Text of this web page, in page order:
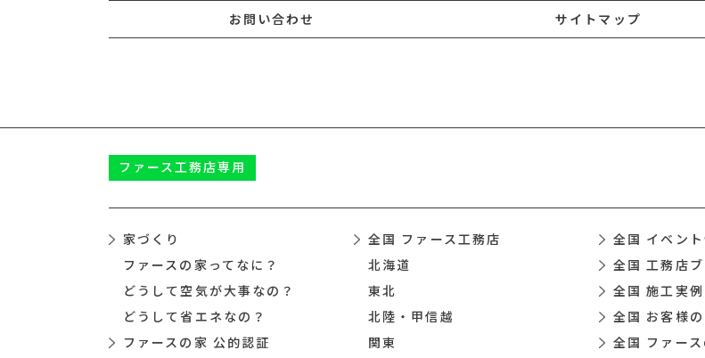
お問い合わせ サイトマップ
ファース工務店専用
家づくり
ファースの家ってなに？
どうして空気が大事なの？
どうして省エネなの？
ファースの家 公的認証
全国 ファース工務店
北海道
東北
北陸・甲信越
関東
全国 イベン
全国 工務店
全国 施工実例
全国 お客様
全国 ファー